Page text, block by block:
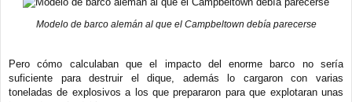
Modelo de barco alemán al que el Campbeltown debía parecerse
Pero cómo calculaban que el impacto del enorme barco no sería
suficiente para destruir el dique, además lo cargaron con varias
toneladas de explosivos a los que prepararon para que explotaran unas